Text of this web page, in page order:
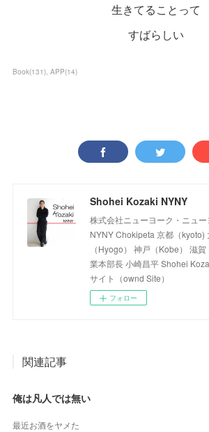
生きてることって
すばらしい
Book(131) APP(14)
Shohei Kozaki NYNY
株式会社ニューヨーク・ニュ
NYNY Chokipeta 京都（kyoto)
（Hyogo） 神戸（Kobe） 滋
業本部長 小崎昌平 Shohei
サイト（ownd Site）
フォロー
関連記事
俺は凡人では無い
最近お酒をヤメた